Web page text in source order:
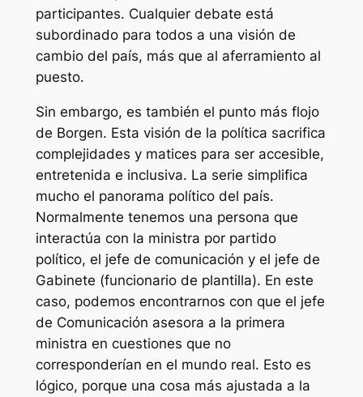
participantes. Cualquier debate está
subordinado para todos a una visión de
cambio del país, más que al aferramiento al
puesto.
Sin embargo, es también el punto más flojo
de Borgen. Esta visión de la política sacrifica
complejidades y matices para ser accesible,
entretenida e inclusiva. La serie simplifica
mucho el panorama político del país.
Normalmente tenemos una persona que
interactúa con la ministra por partido
político, el jefe de comunicación y el jefe de
Gabinete (funcionario de plantilla). En este
caso, podemos encontrarnos con que el jefe
de Comunicación asesora a la primera
ministra en cuestiones que no
corresponderían en el mundo real. Esto es
lógico, porque una cosa más ajustada a la